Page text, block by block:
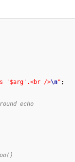
'$arg'.<br />\n"
echo